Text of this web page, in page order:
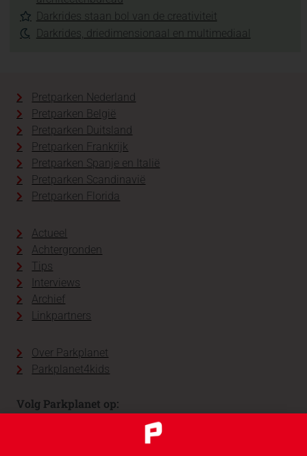
Darkrides staan bol van de creativiteit
Darkrides, driedimensionaal en multimediaal
Pretparken Nederland
Pretparken België
Pretparken Duitsland
Pretparken Frankrijk
Pretparken Spanje en Italië
Pretparken Scandinavië
Pretparken Florida
Actueel
Achtergronden
Tips
Interviews
Archief
Linkpartners
Over Parkplanet
Parkplanet4kids
Volg Parkplanet op: